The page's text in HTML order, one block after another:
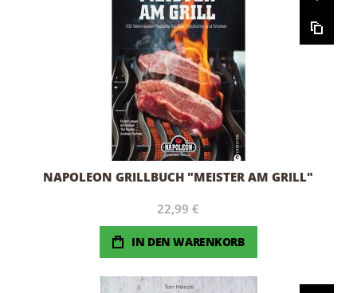
NAPOLEON GRILLBUCH "MEISTER AM GRILL"
22,99 €
IN DEN WARENKORB